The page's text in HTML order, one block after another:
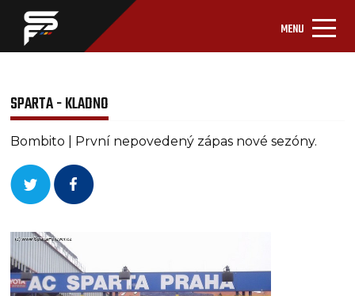
MENU
SPARTA - KLADNO
Bombito | První nepovedený zápas nové sezóny.